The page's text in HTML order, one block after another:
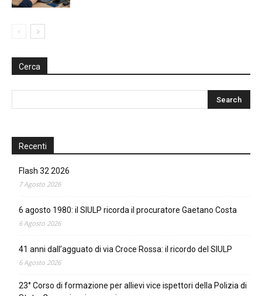
Cerca
Recenti
Flash 32 2026
7 Agosto 2026
6 agosto 1980: il SIULP ricorda il procuratore Gaetano Costa
6 Agosto 2026
41 anni dall’agguato di via Croce Rossa: il ricordo del SIULP
6 Agosto 2026
23° Corso di formazione per allievi vice ispettori della Polizia di